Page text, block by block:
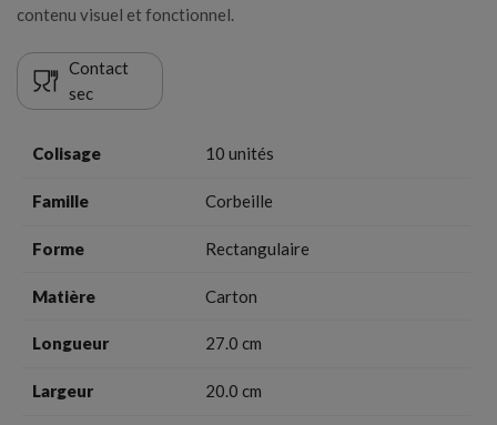
contenu visuel et fonctionnel.
Contact
sec
Colisage 10 unités
Famille Corbeille
Forme Rectangulaire
Matière Carton
Longueur 27.0 cm
Largeur 20.0 cm